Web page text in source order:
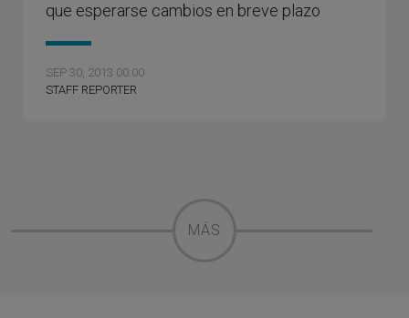
que esperarse cambios en breve plazo
SEP 30, 2013 00:00
STAFF REPORTER
MÁS